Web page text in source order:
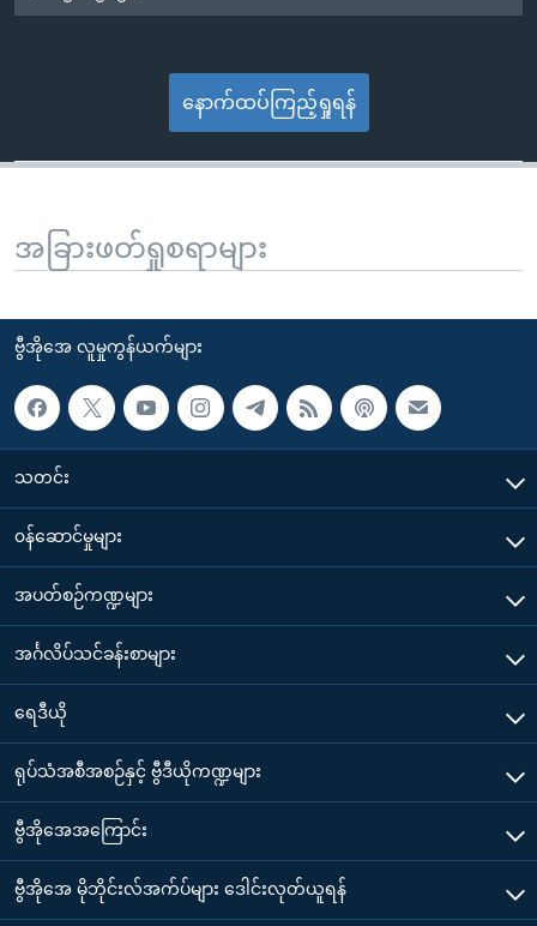
နောက်ထပ်ကြည့်ရှုရန်
အခြားဖတ်ရှုစရာများ
ဗွီအိုအေ လူမှုကွန်ယက်များ
သတင်း
၀န်ဆောင်မှုများ
အပတ်စဉ်ကဏ္ဍများ
အင်္ဂလိပ်သင်ခန်းစာများ
ရေဒီယို
ရုပ်သံအစီအစဉ်နှင့် ဗွီဒီယိုကဏ္ဍများ
ဗွီအိုအေအကြောင်း
ဗွီအိုအေ မိုဘိုင်းလ်အက်ပ်များ ဒေါင်းလုတ်ယူရန်